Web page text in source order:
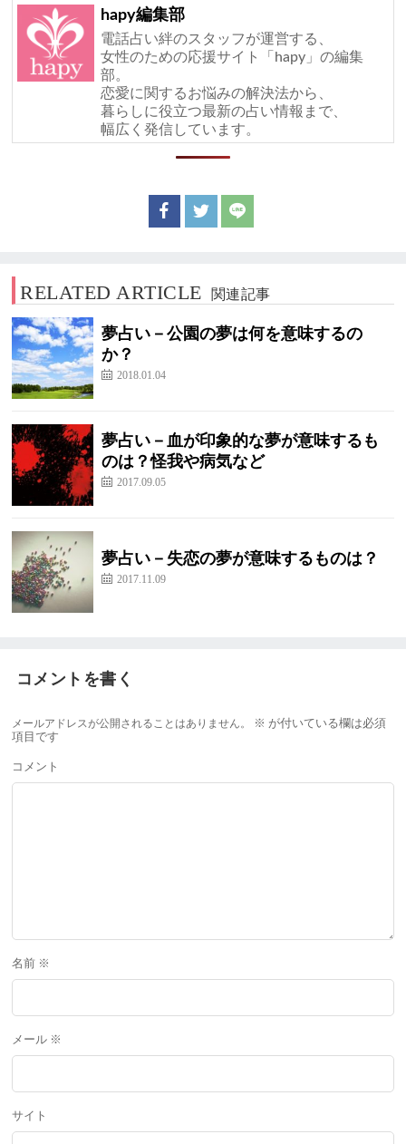
hapy編集部
電話占い絆のスタッフが運営する、
女性のための応援サイト「hapy」の編集
部。
恋愛に関するお悩みの解決法から、
暮らしに役立つ最新の占い情報まで、
幅広く発信しています。
RELATED ARTICLE 関連記事
夢占い－公園の夢は何を意味するの
か？
2018.01.04
夢占い－血が印象的な夢が意味するも
のは？怪我や病気など
2017.09.05
夢占い－失恋の夢が意味するものは？
2017.11.09
コメントを書く
メールアドレスが公開されることはありません。 ※ が付いている欄は必須
項目です
コメント
名前 ※
メール ※
サイト